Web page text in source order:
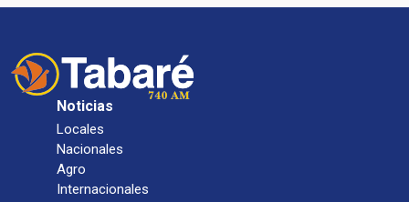
Noticias
Locales
Nacionales
Agro
Internacionales